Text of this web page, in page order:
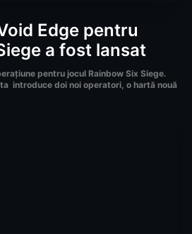
Edge pentru
a fost lansat
pentru jocul Rainbow Six Siege.
introduce doi noi operatori, o hartă nouă